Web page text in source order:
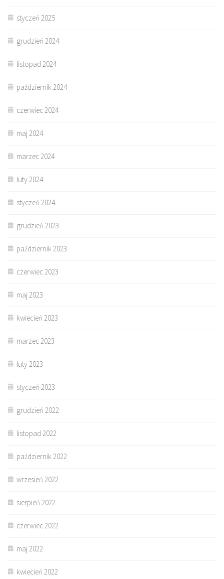
styczeń 2025
grudzień 2024
listopad 2024
październik 2024
czerwiec 2024
maj 2024
marzec 2024
luty 2024
styczeń 2024
grudzień 2023
październik 2023
czerwiec 2023
maj 2023
kwiecień 2023
marzec 2023
luty 2023
styczeń 2023
grudzień 2022
listopad 2022
październik 2022
wrzesień 2022
sierpień 2022
czerwiec 2022
maj 2022
kwiecień 2022